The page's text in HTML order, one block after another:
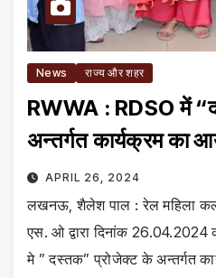
News राज्य और शहर
RWWA : RDSO में
अन्तर्गत कार्यक्रम का
APRIL 26, 2024
लखनऊ, शैलेश पाल : रेल महिला
एस. ओ द्वारा दिनांक
मे ” दस्तक” प्रोजेक्ट के अन्तर्गत